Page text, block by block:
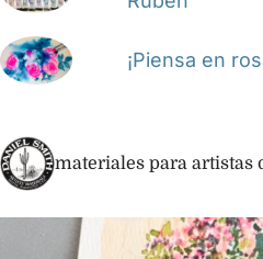
¡Piensa en
materiales para artistas